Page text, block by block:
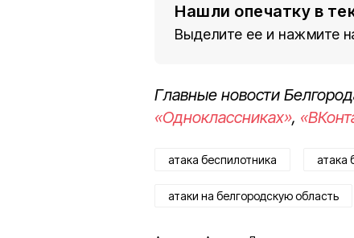
Нашли опечатку в
Выделите ее и нажмите
Главные новости
«Одноклассниках»,
атака беспилотника атака
атаки на белгородскую область